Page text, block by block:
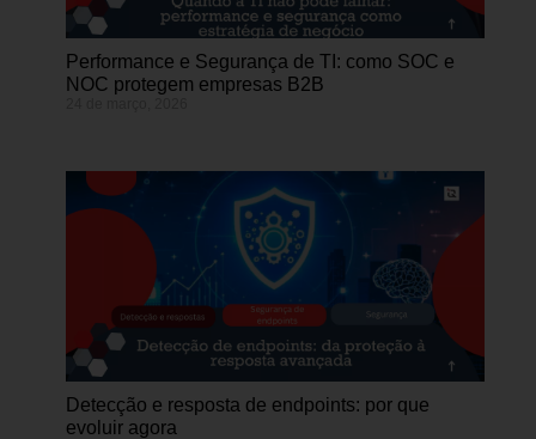
Performance e Segurança de TI: como SOC e
NOC protegem empresas B2B
Detecção e resposta de endpoints: por que
evoluir agora